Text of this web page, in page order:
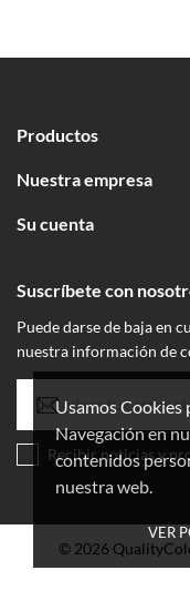
Usamos Cookies
Navegación en
contenidos
nuestra web.
VER
Productos
Nuestra empresa
Su cuenta
Suscríbete con
Puede darse de baja en
nuestra información de
Recibir noticias y
© 2026